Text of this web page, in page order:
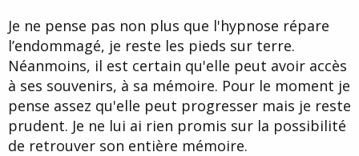
correcte et ce malgré l'hypnose.
Je ne pense pas non plus que l'hypnose répare
l’endommagé, je reste les pieds sur terre.
Néanmoins, il est certain qu'elle peut avoir accès
à ses souvenirs, à sa mémoire. Pour le moment je
pense assez qu'elle peut progresser mais je reste
prudent. Je ne lui ai rien promis sur la possibilité
de retrouver son entière mémoire.